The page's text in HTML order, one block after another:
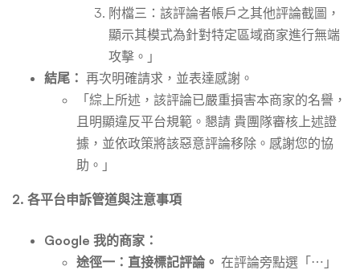
附檔三：該評論者帳戶之其他評論截圖，
顯示其模式為針對特定區域商家進行無端
攻擊。」
結尾： 再次明確請求，並表達感謝。
「綜上所述，該評論已嚴重損害本商家的名譽，
且明顯違反平台規範。懇請 貴團隊審核上述證
據，並依政策將該惡意評論移除。感謝您的協
助。」
2. 各平台申訴管道與注意事項
Google 我的商家：
途徑一：直接標記評論。 在評論旁點選「⋯」